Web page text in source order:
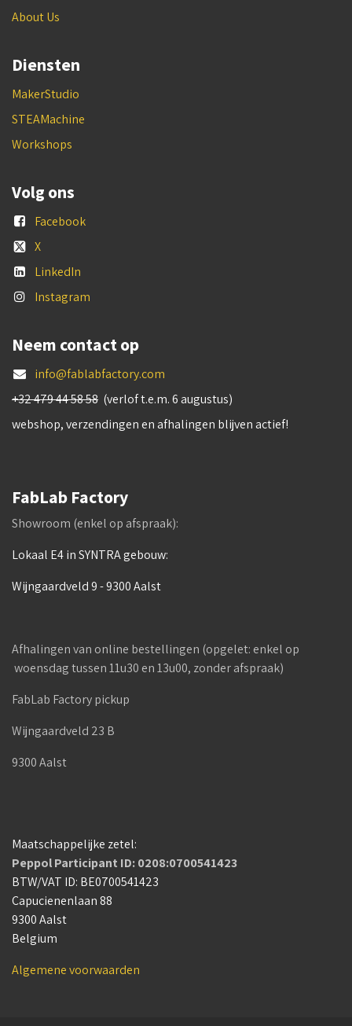
About Us
Diensten
MakerStudio
STEAMachine
Workshops
Volg ons
Facebook
X
LinkedIn
Instagram
Neem contact op
info@fablabfactory.com
+32 479 44 58 58 (verlof t.e.m. 6 augustus)
webshop, verzendingen en afhalingen blijven actief!
FabLab Factory
Showroom (enkel op afspraak):
Lokaal E4 in SYNTRA gebouw:
Wijngaardveld 9 - 9300 Aalst
Afhalingen van online bestellingen (opgelet: enkel op
woensdag tussen 11u30 en 13u00, zonder afspraak)
FabLab Factory pickup
Wijngaardveld 23 B
9300 Aalst
Maatschappelijke zetel:
Peppol Participant ID: 0208:0700541423
BTW/VAT ID: BE0700541423
Capucienenlaan 88
9300 Aalst
Belgium
Algemene voorwaarden